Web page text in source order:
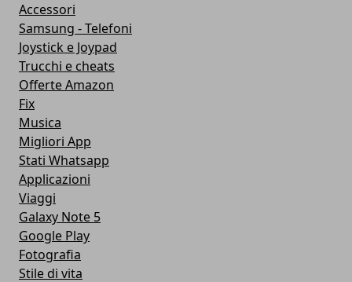
Accessori
Samsung - Telefoni
Joystick e Joypad
Trucchi e cheats
Offerte Amazon
Fix
Musica
Migliori App
Stati Whatsapp
Applicazioni
Viaggi
Galaxy Note 5
Google Play
Fotografia
Stile di vita